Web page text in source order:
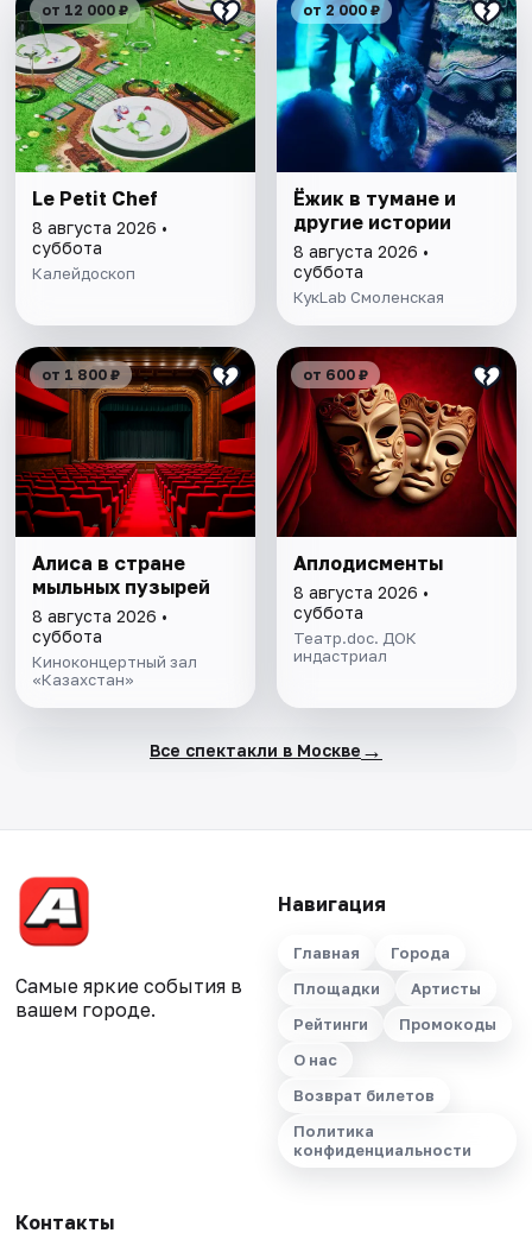
от 12 000 ₽
Le Petit Chef
8 августа 2026 •
суббота
Калейдоскоп
от 2 000 ₽
Ёжик в тумане и
другие истории
8 августа 2026 •
суббота
КукLab Смоленская
от 1 800 ₽
Алиса в стране
мыльных пузырей
8 августа 2026 •
суббота
Киноконцертный зал
«Казахстан»
от 600 ₽
Аплодисменты
8 августа 2026 •
суббота
Театр.doc. ДОК
индастриал
Все спектакли в Москве →
Самые яркие события в
вашем городе.
Навигация
Главная
Города
Площадки
Артисты
Рейтинги
Промокоды
О нас
Возврат билетов
Политика
конфиденциальности
Контакты